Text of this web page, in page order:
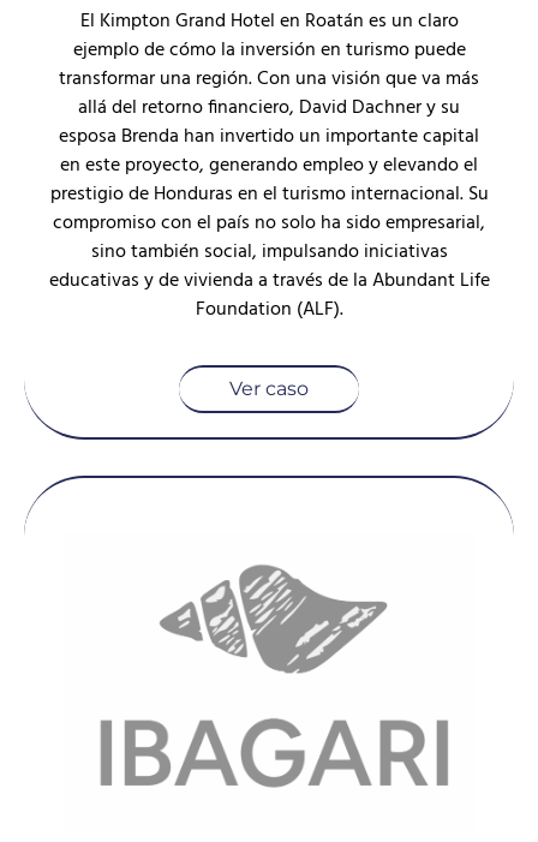
El Kimpton Grand Hotel en Roatán es un claro
ejemplo de cómo la inversión en turismo puede
transformar una región. Con una visión que va más
allá del retorno financiero, David Dachner y su
esposa Brenda han invertido un importante capital
en este proyecto, generando empleo y elevando el
prestigio de Honduras en el turismo internacional. Su
compromiso con el país no solo ha sido empresarial,
sino también social, impulsando iniciativas
educativas y de vivienda a través de la Abundant Life
Foundation (ALF).
Ver caso